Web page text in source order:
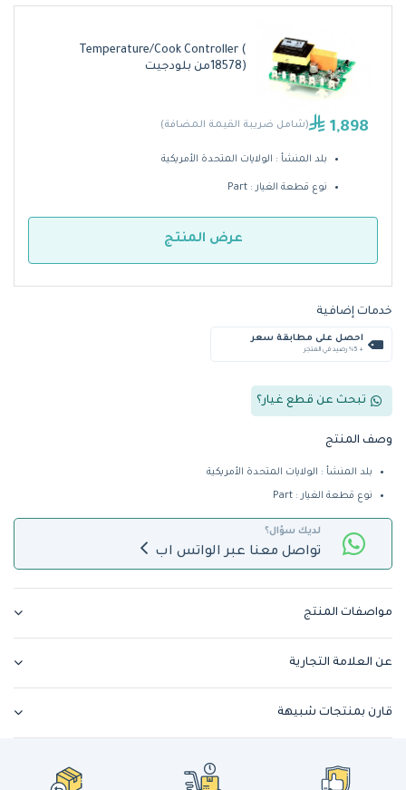
Temperature/Cook Controller (
18578)من بلودجيت
1,898 (شامل ضريبة القيمة المضافة)
بلد المنشأ : الولايات المتحدة الأمريكية
نوع قطعة الغيار : Part
عرض المنتج
خدمات إضافية
احصل على مطابقة سعر
+ %5 رصيد في المتجر
تبحث عن قطع غيار؟
وصف المنتج
بلد المنشأ : الولايات المتحدة الأمريكية
نوع قطعة الغيار : Part
لديك سؤال؟
تواصل معنا عبر الواتس اب
مواصفات المنتج
عن العلامة التجارية
قارن بمنتجات شبيهة